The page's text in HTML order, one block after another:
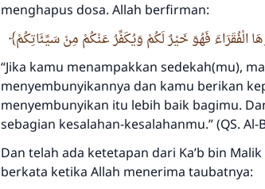
menghapus dosa. Allah berfirman:
الْفُقَرَاءَ فَهُوَ خَيْرٌ لَكُمْ وَيُكَفِّرُ عَنْكُمْ مِنْ سَيِّئَاتِكُمْ
“Jika kamu menampakkan sedekah(mu),
menyembunyikannya dan kamu berikan
menyembunyikan itu lebih baik bagimu.
sebagian kesalahan-kesalahanmu.” (QS. Al-
Dan telah ada ketetapan dari Ka’b bin
berkata ketika Allah menerima taubatnya: